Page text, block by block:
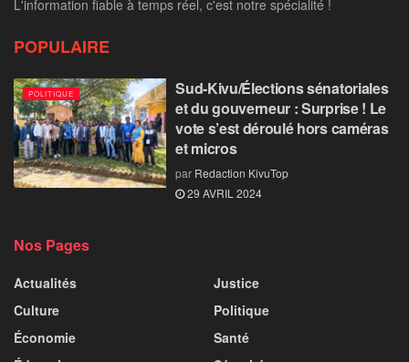
L'information fiable à temps réel, c'est notre spécialité !
POPULAIRE
POLITIQUE
Sud-Kivu/Élections sénatoriales
et du gouverneur : Surprise ! Le
vote s’est déroulé hors caméras
et micros
par Redaction KivuTop
29 AVRIL 2024
Nos Pages
Actualités
Culture
Économie
Justice
Politique
Santé